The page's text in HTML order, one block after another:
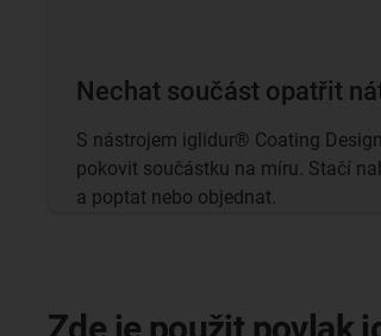
Nechat součást opatřit
S nástrojem iglidur® Coating
pokovit součástku na míru. Stačí
a poptat nebo objednat.